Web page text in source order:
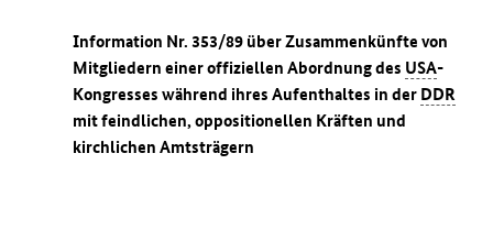
Information Nr. 353/89 über Zusammenkünfte von
Mitgliedern einer offiziellen Abordnung des USA-
Kongresses während ihres Aufenthaltes in der DDR
mit feindlichen, oppositionellen Kräften und
kirchlichen Amtsträgern